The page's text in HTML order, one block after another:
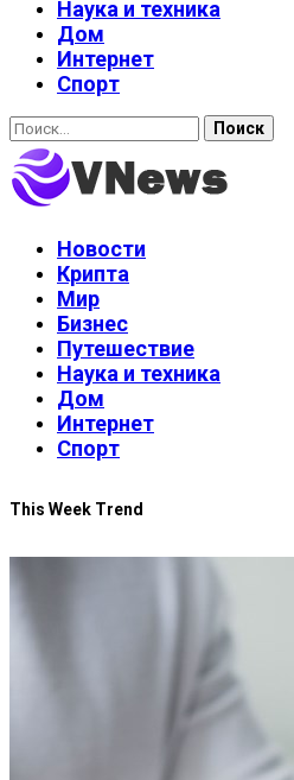
Наука и техника
Дом
Интернет
Спорт
Найти:
Новости
Крипта
Мир
Бизнес
Путешествие
Наука и техника
Дом
Интернет
Спорт
This Week Trend